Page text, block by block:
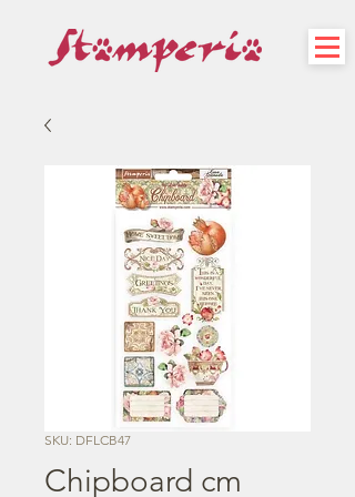
SKU: DFLCB47
Chipboard cm